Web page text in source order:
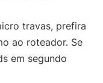
travas, prefira
ao roteador. Se
em segundo